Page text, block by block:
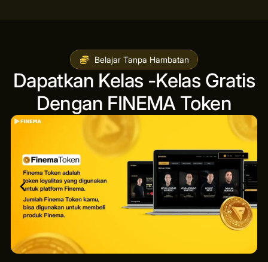
Belajar Tanpa Hambatan
Dapatkan Kelas -Kelas Gratis
Dengan FINEMA Token